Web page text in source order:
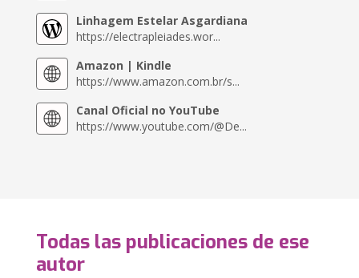
Linhagem Estelar Asgardiana
https://electrapleiades.wor...
Amazon | Kindle
https://www.amazon.com.br/s...
Canal Oficial no YouTube
https://www.youtube.com/@De...
Todas las publicaciones de ese
autor